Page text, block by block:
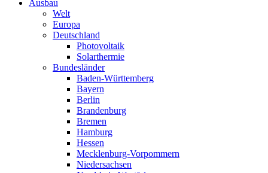
Ausbau
Welt
Europa
Deutschland
Photovoltaik
Solarthermie
Bundesländer
Baden-Württemberg
Bayern
Berlin
Brandenburg
Bremen
Hamburg
Hessen
Mecklenburg-Vorpommern
Niedersachsen